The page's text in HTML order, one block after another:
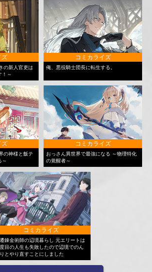
ズ
の新人官吏は
！～
コミカライズ
俺、悪役騎士団長に転生する。
ズ
の神様と飯テ
～
コミカライズ
おっさん異世界で最強になる ～物理特化
の覚醒者～
コミカライズ
錬金術師の辺境暮らし 元エリートは
目の人生も失敗したので辺境でのん
とやり直すことにしました